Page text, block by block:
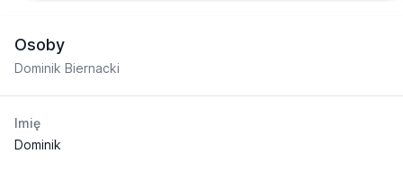
Osoby
Dominik Biernacki
Imię
Dominik